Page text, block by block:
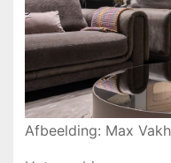
Afbeelding: Max